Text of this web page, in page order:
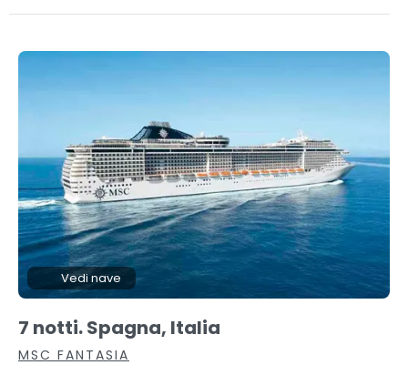
Vedi nave
7 notti. Spagna, Italia
MSC FANTASIA